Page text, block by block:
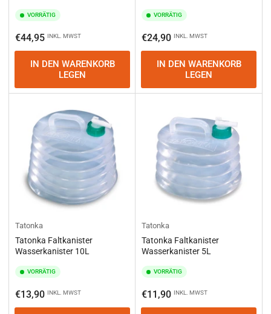
VORRÄTIG
Normaler
Preis
€44,95 INKL. MWST
IN DEN WARENKORB
LEGEN
VORRÄTIG
Normaler
Preis
€24,90 INKL. MWST
IN DEN WARENKORB
LEGEN
Tatonka
Tatonka Faltkanister
Wasserkanister 10L
VORRÄTIG
Normaler
Preis
€13,90 INKL. MWST
Tatonka
Tatonka Faltkanister
Wasserkanister 5L
VORRÄTIG
Normaler
Preis
€11,90 INKL. MWST